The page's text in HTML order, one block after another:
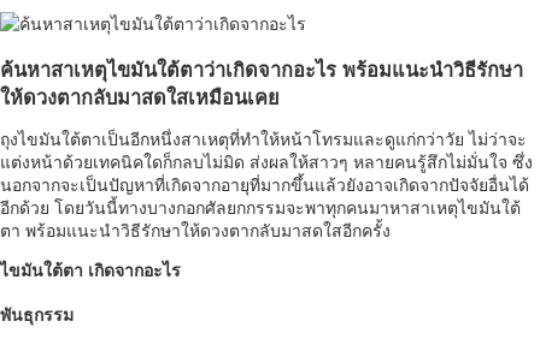
ค้นหาสาเหตุไขมันใต้ตาว่าเกิดจากอะไร พร้อมแนะนำวิธีรักษา
ให้ดวงตากลับมาสดใสเหมือนเคย
ถุงไขมันใต้ตาเป็นอีกหนึ่งสาเหตุที่ทำให้หน้าโทรมและดูแก่กว่าวัย ไม่ว่าจะ
แต่งหน้าด้วยเทคนิคใดก็กลบไม่มิด ส่งผลให้สาวๆ หลายคนรู้สึกไม่มั่นใจ ซึ่ง
นอกจากจะเป็นปัญหาที่เกิดจากอายุที่มากขึ้นแล้วยังอาจเกิดจากปัจจัยอื่นได้
อีกด้วย โดยวันนี้ทางบางกอกศัลยกกรรมจะพาทุกคนมาหาสาเหตุไขมันใต้
ตา พร้อมแนะนำวิธีรักษาให้ดวงตากลับมาสดใสอีกครั้ง
ไขมันใต้ตา เกิดจากอะไร
พันธุกรรม